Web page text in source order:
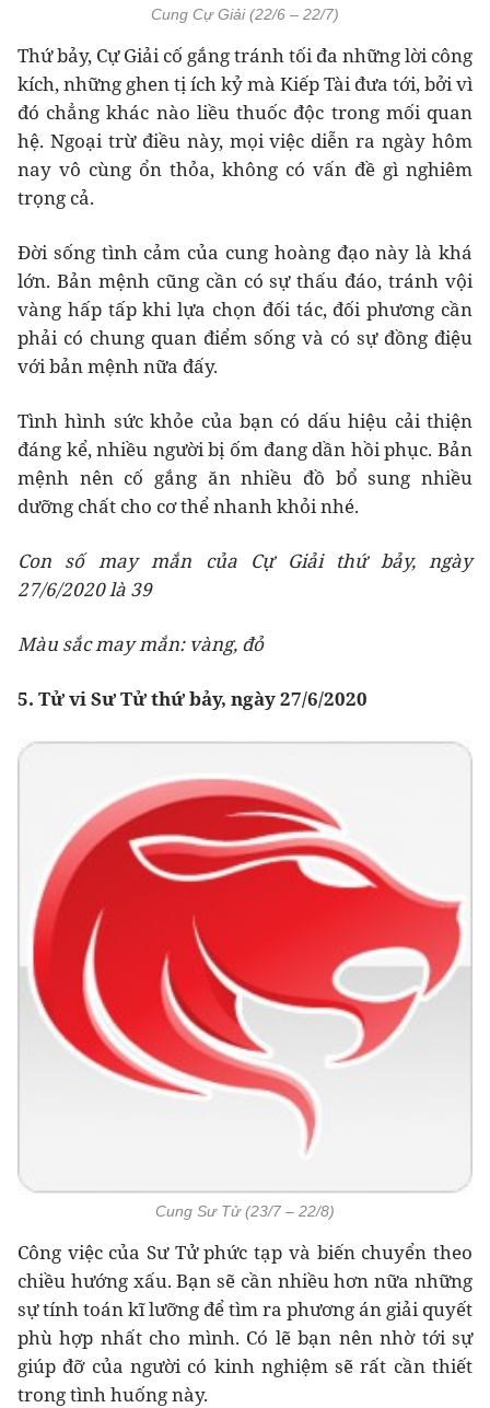
Cung Cự Giải (22/6 – 22/7)
Thứ bảy, Cự Giải cố gắng tránh tối đa những lời công
kích, những ghen tị ích kỷ mà Kiếp Tài đưa tới, bởi vì
đó chẳng khác nào liều thuốc độc trong mối quan
hệ. Ngoại trừ điều này, mọi việc diễn ra ngày hôm
nay vô cùng ổn thỏa, không có vấn đề gì nghiêm
trọng cả.
Đời sống tình cảm của cung hoàng đạo này là khá
lớn. Bản mệnh cũng cần có sự thấu đáo, tránh vội
vàng hấp tấp khi lựa chọn đối tác, đối phương cần
phải có chung quan điểm sống và có sự đồng điệu
với bản mệnh nữa đấy.
Tình hình sức khỏe của bạn có dấu hiệu cải thiện
đáng kể, nhiều người bị ốm đang dần hồi phục. Bản
mệnh nên cố gắng ăn nhiều đồ bổ sung nhiều
dưỡng chất cho cơ thể nhanh khỏi nhé.
Con số may mắn của Cự Giải thứ bảy, ngày
27/6/2020 là 39
Màu sắc may mắn: vàng, đỏ
5. Tử vi Sư Tử thứ bảy, ngày 27/6/2020
Cung Sư Tử (23/7 – 22/8)
Công việc của Sư Tử phức tạp và biến chuyển theo
chiều hướng xấu. Bạn sẽ cần nhiều hơn nữa những
sự tính toán kĩ lưỡng để tìm ra phương án giải quyết
phù hợp nhất cho mình. Có lẽ bạn nên nhờ tới sự
giúp đỡ của người có kinh nghiệm sẽ rất cần thiết
trong tình huống này.